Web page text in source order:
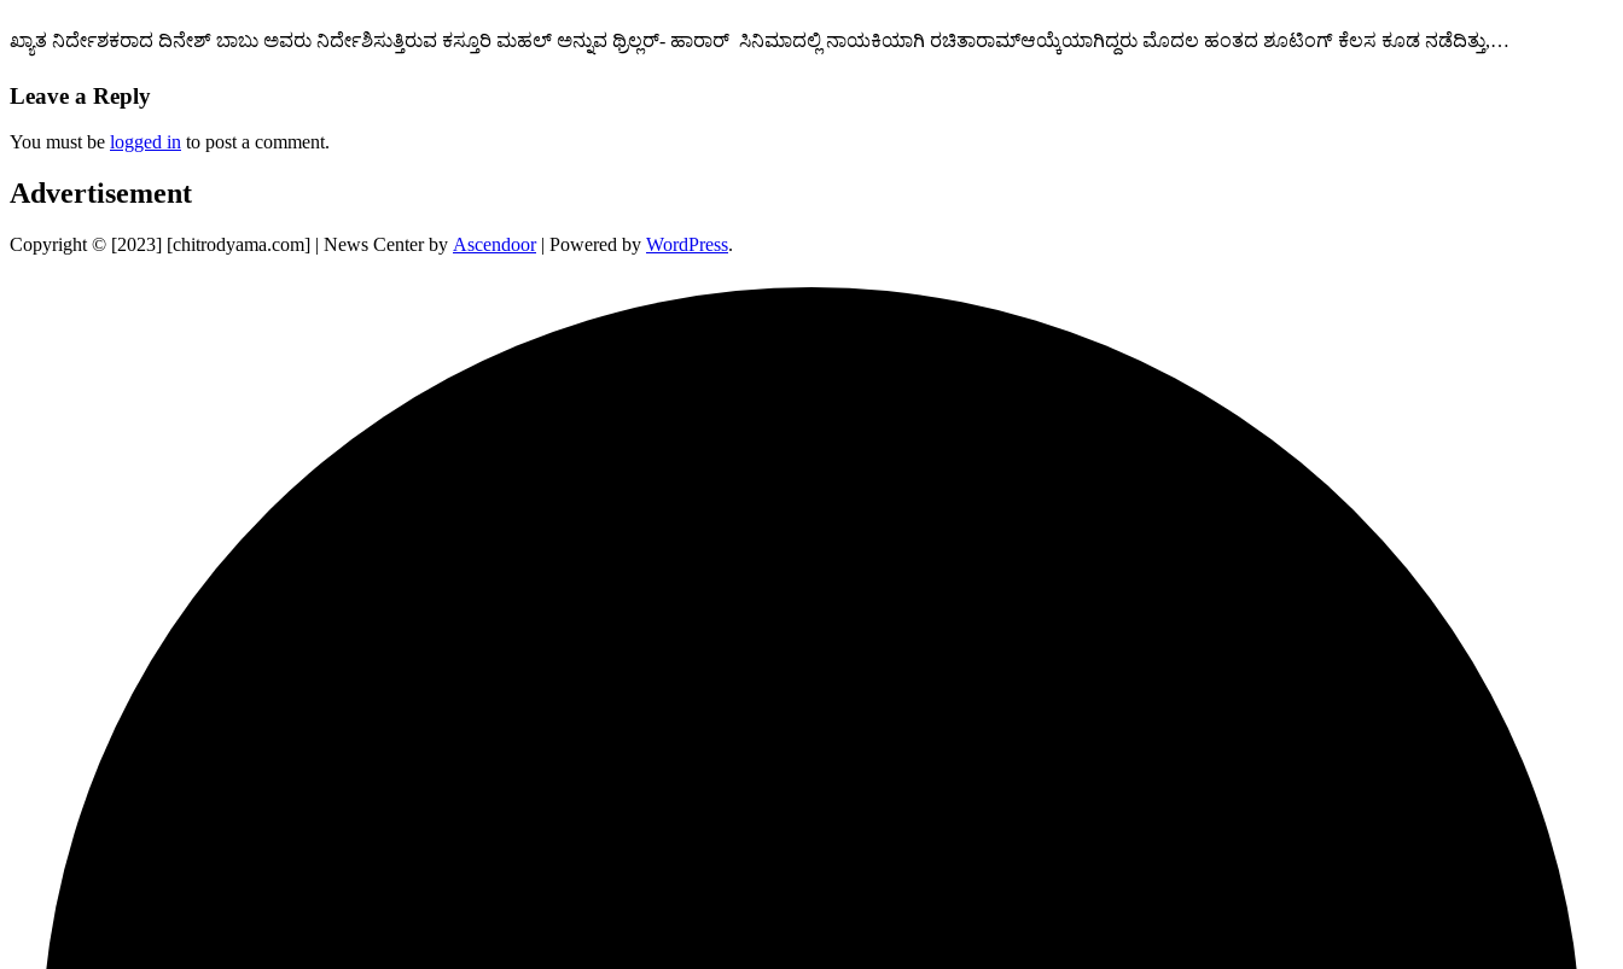
ಖ್ಯಾತ ನಿರ್ದೇಶಕರಾದ ದಿನೇಶ್ ಬಾಬು ಅವರು ನಿರ್ದೇಶಿಸುತ್ತಿರುವ ಕಸ್ತೂರಿ ಮಹಲ್ ಅನ್ನುವ ಥ್ರಿಲ್ಲರ್- ಹಾರಾರ್ ಸಿನಿಮಾದಲ್ಲಿ ನಾಯಕಿಯಾಗಿ ರಚಿತಾರಾಮ್ಆಯ್ಕೆಯಾಗಿದ್ದರು ಮೊದಲ ಹಂತದ ಶೂಟಿಂಗ್ ಕೆಲಸ ಕೂಡ ನಡೆದಿತ್ತು,…
Leave a Reply
You must be logged in to post a comment.
Advertisement
Copyright © [2023] [chitrodyama.com] | News Center by Ascendoor| Powered by WordPress.